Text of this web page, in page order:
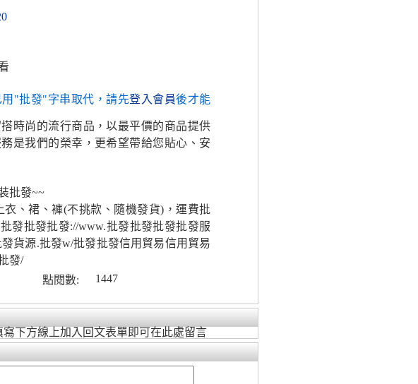
"批發"字串取代，請先登入會員後才能
時尚的流行商品，以最平價的商品提供
是我們的榮幸，更希望帶給您貼心、安
批發~~
、裙、褲(不挑款、隨機發貨)，運費批
發批發批發://www.批發批發批發批發服
貨源.批發w/批發批發信用貿易信用貿易
發/
點閱數: 1447
下方線上加入回文表單即可在此處留言